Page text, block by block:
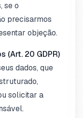
se o
precisarmos
objeção.
(Art. 20 GDPR)
dados, que
solicitar a